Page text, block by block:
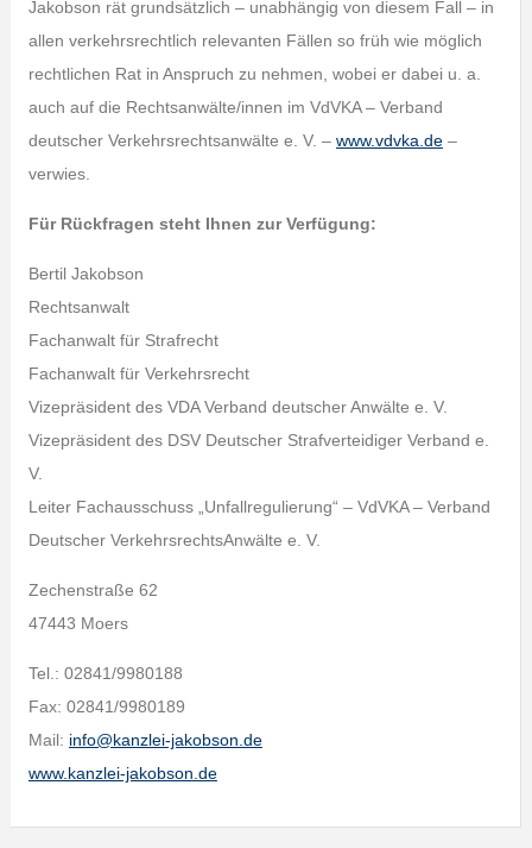
Jakobson rät grundsätzlich – unabhängig von diesem Fall – in
allen verkehrsrechtlich relevanten Fällen so früh wie möglich
rechtlichen Rat in Anspruch zu nehmen, wobei er dabei u. a.
auch auf die Rechtsanwälte/innen im VdVKA – Verband
deutscher Verkehrsrechtsanwälte e. V. – www.vdvka.de–
verwies.
Für Rückfragen steht Ihnen zur Verfügung:
Bertil Jakobson
Rechtsanwalt
Fachanwalt für Strafrecht
Fachanwalt für Verkehrsrecht
Vizepräsident des VDA Verband deutscher Anwälte e. V.
Vizepräsident des DSV Deutscher Strafverteidiger Verband e.
V.
Leiter Fachausschuss „Unfallregulierung“ – VdVKA – Verband
Deutscher VerkehrsrechtsAnwälte e. V.
Zechenstraße 62
47443 Moers
Tel.: 02841/9980188
Fax: 02841/9980189
Mail: info@kanzlei-jakobson.de
www.kanzlei-jakobson.de